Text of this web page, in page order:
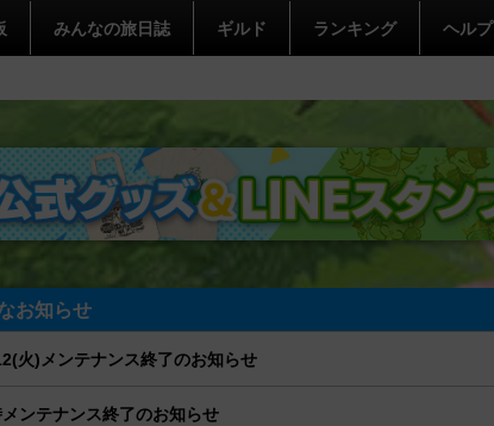
みんなの旅日誌 ギルド ランキング ヘルプ
お知らせ
火)メンテナンス終了のお知らせ
ンテナンス終了のお知らせ